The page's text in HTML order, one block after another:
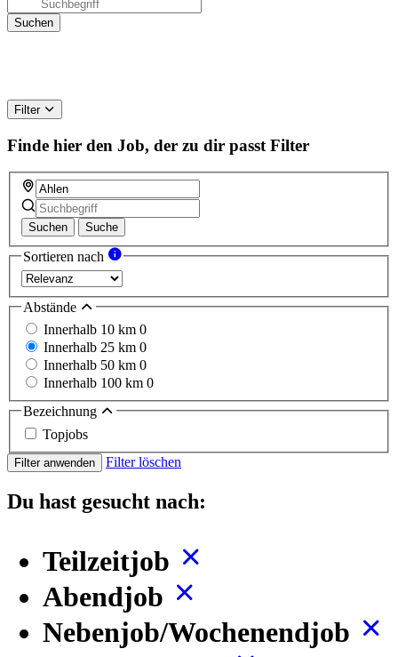
Filter
Finde hier den Job, der zu dir passt Filter
Suchen Suche
Sortieren nach
Abstände
Innerhalb 10 km 0
Innerhalb 25 km 0
Innerhalb 50 km 0
Innerhalb 100 km 0
Bezeichnung
Topjobs
Filter anwenden Filter löschen
Du hast gesucht nach:
Teilzeitjob
Abendjob
Nebenjob/Wochenendjob